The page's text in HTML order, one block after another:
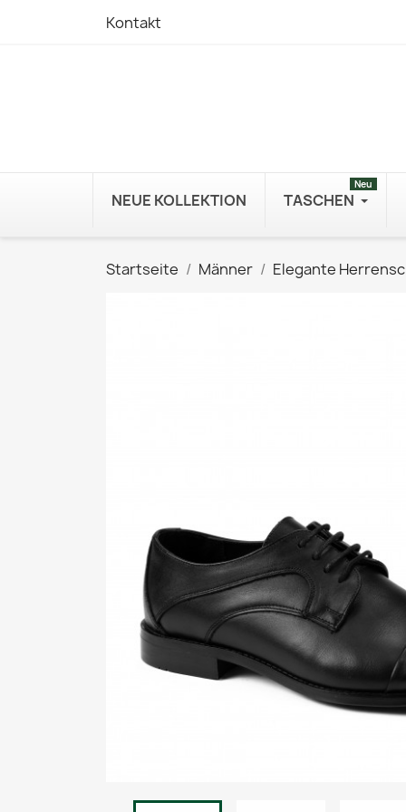
Kontakt
NEUE KOLLEKTION TASCHEN
Neu
Startseite Männer Elegante